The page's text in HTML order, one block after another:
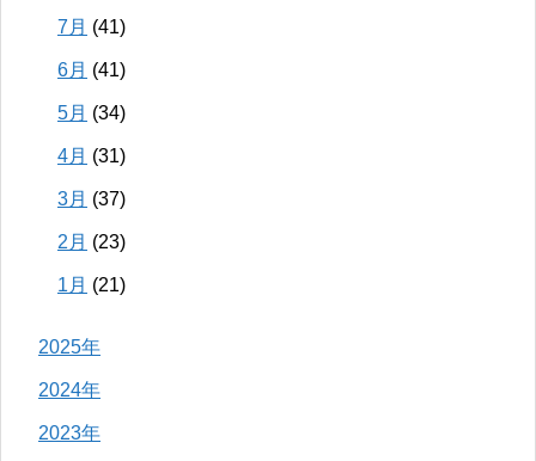
7月 (41)
6月 (41)
5月 (34)
4月 (31)
3月 (37)
2月 (23)
1月 (21)
2025年
2024年
2023年